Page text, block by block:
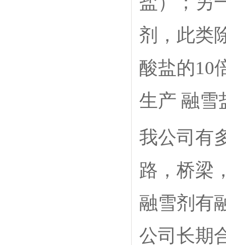
剂，此类
酸盐的10
生产 融雪
我公司有
路，桥梁
融雪剂有
公司长期